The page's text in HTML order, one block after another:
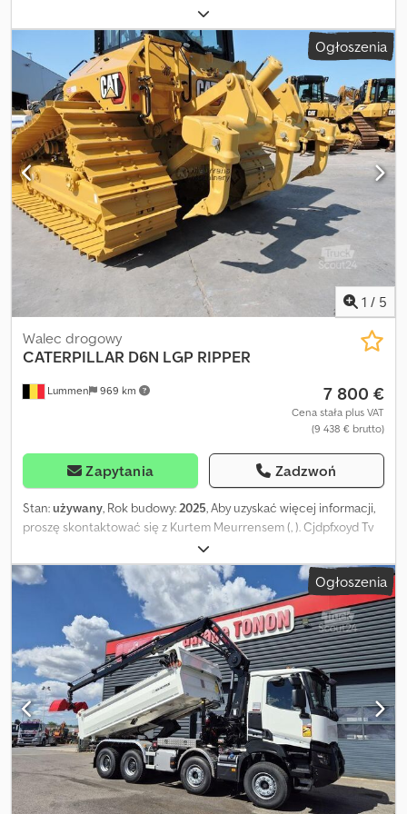
, konfiguracja osi:
typ przekładni:automatyczny, klasa emisji:Euro 6, zawieszenie:
stal
, ładowność:16 230 kg, Wyposażenie:
Bluetooth, centralny
zamek, kamera cofania, klimatyzacja, komputer pokładowy,
lodówka, tempomat, • Dwóch-kiperowa przyczepa KH KIPPER o
pojemności 13 m³ • 2 klapy • Ręcznie obsługiwana plandeka •
Hydrauliczny podnośnik • Osłony • Kamera cofania • Hak
ROCKINGER • Pionowy układ wydechowy • Skrzynia narzędziowa •
Światła przeciwmgielne • Klimatyzacja • GPS Csdpfxozqhfaj Am
Tsrf • Podgrzewane siedzenie • Blokada mechanizmu
różnicowego • Lampy ostrzegawcze • Lodówka
Ogłoszenia
1 / 5
Lummen 969 km
Walec drogowy
CATERPILLAR D6N LGP RIPPER
7 800 €
Cena stała plus VAT
(9 438 € brutto)
Zapytania Zadzwoń
Stan:używany, Rok budowy:2025, Aby uzyskać więcej informacji,
proszę skontaktować się z Kurtem Meurrensem (, ). Cjdpfxoyd Tv
Ogłoszenia